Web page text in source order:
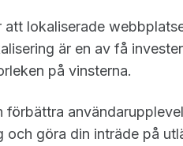
att lokaliserade
är en av få
på vinsterna.
förbättra
göra din inträde på